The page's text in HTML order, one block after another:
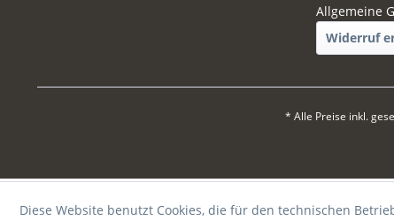
Allgemeine
Widerruf
* Alle Preise inkl.
Diese Website benutzt Cookies, die für den technischen